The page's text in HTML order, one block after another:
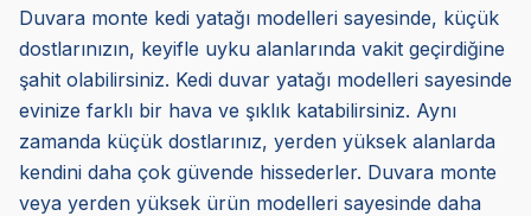
Duvara monte kedi yatağı modelleri sayesinde, küçük
dostlarınızın, keyifle uyku alanlarında vakit geçirdiğine
şahit olabilirsiniz. Kedi duvar yatağı modelleri sayesinde
evinize farklı bir hava ve şıklık katabilirsiniz. Aynı
zamanda küçük dostlarınız, yerden yüksek alanlarda
kendini daha çok güvende hissederler. Duvara monte
veya yerden yüksek ürün modelleri sayesinde daha